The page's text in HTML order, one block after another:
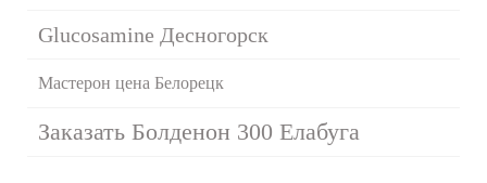
Glucosamine Десногорск
Мастерон цена Белорецк
Заказать Болденон 300 Елабуга